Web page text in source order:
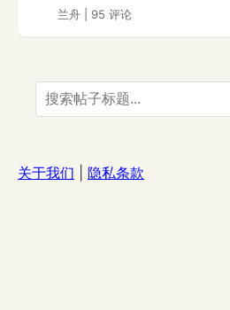
兰舟 95 评论
关于我们 隐私条款